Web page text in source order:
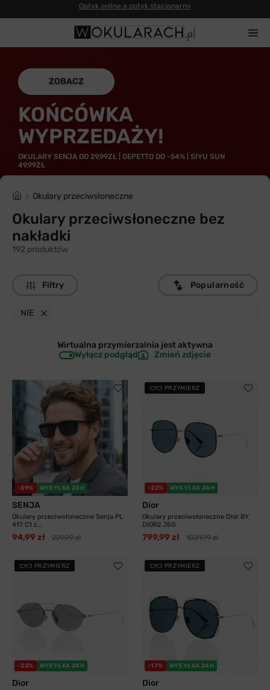
14 dni na zwrot
ZOBACZ
KOŃCÓWKA
WYPRZEDAŻY!
OKULARY SENJA OD 29,99ZŁ | GEPETTO DO -54% | SIYU SUN
49,99ZŁ
Okulary przeciwsłoneczne
Okulary przeciwsłoneczne bez
nakładki
192 produktów
Filtry
NIE
Popularność
Wirtualna przymierzalnia jestaktywna
Wyłącz podgląd
Zmień zdjęcie
-59% WYSYŁKA 24H
SENJA
Okulary przeciwsłoneczne Senja PL
417 C1 z...
94,99 zł 229,99 zł
PRZYMIERZ
-22% WYSYŁKA 24H
Dior
Okulary przeciwsłoneczne Dior BY
DIOR2 J5G
799,99 zł 1021,99 zł
PRZYMIERZ
-22% WYSYŁKA 24H
Dior
PRZYMIERZ
-17% WYSYŁKA 24H
Dior